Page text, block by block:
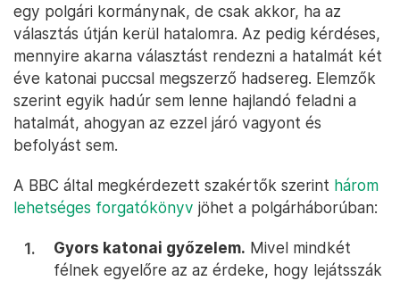
egy polgári kormánynak, de csak akkor, ha az
választás útján kerül hatalomra. Az pedig kérdéses,
mennyire akarna választást rendezni a hatalmát két
éve katonai puccsal megszerző hadsereg. Elemzők
szerint egyik hadúr sem lenne hajlandó feladni a
hatalmát, ahogyan az ezzel járó vagyont és
befolyást sem.
A BBC által megkérdezett szakértők szerint három
lehetséges forgatókönyv jöhet a polgárháborúban:
Gyors katonai győzelem. Mivel mindkét
félnek egyelőre az az érdeke, hogy lejátsszák